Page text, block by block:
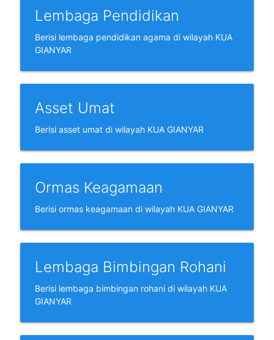
Lembaga Pendidikan
Berisi lembaga pendidikan agama di wilayah KUA
GIANYAR
Asset Umat
Berisi asset umat di wilayah KUA GIANYAR
Ormas Keagamaan
Berisi ormas keagamaan di wilayah KUA GIANYAR
Lembaga Bimbingan Rohani
Berisi lembaga bimbingan rohani di wilayah KUA
GIANYAR